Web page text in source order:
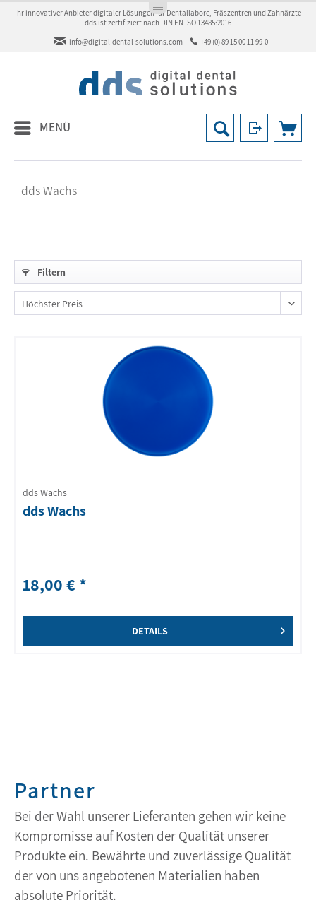
Ihr innovativer Anbieter digitaler Lösungen für Dentallabore, Fräszentren und Zahnärzte
dds ist zertifiziert nach DIN EN ISO 13485:2016
info@digital-dental-solutions.com
+49 (0) 89 15 00 11 99-0
MENÜ
dds Wachs
Filtern
dds Wachs
dds Wachs
18,00 € *
DETAILS
Partner
Bei der Wahl unserer Lieferanten gehen wir keine
Kompromisse auf Kosten der Qualität unserer
Produkte ein. Bewährte und zuverlässige Qualität
der von uns angebotenen Materialien haben
absolute Priorität.